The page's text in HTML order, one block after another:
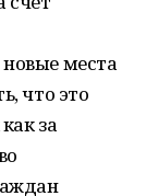
места
что это
за